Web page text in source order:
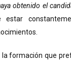
obtenido el
estar
la formación que